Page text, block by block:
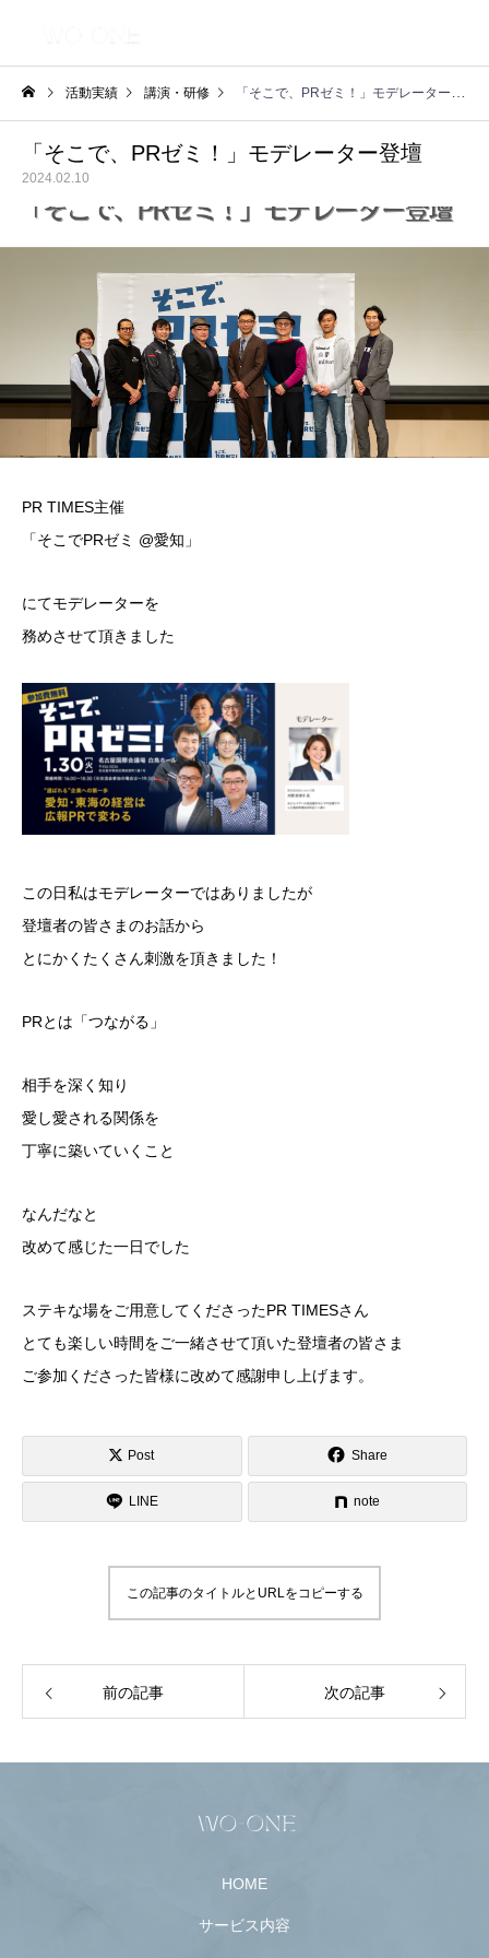
活動実績 講演・研修 「そこで、PRゼミ！」モデレーター登壇
「そこで、PRゼミ！」モデレーター登壇
2024.02.10
PR TIMES主催
「そこでPRゼミ @愛知」
にてモデレーターを
務めさせて頂きました
この日私はモデレーターではありましたが
登壇者の皆さまのお話から
とにかくたくさん刺激を頂きました！
PRとは「つながる」
相手を深く知り
愛し愛される関係を
丁寧に築いていくこと
なんだなと
改めて感じた一日でした
ステキな場をご用意してくださったPR TIMESさん
とても楽しい時間をご一緒させて頂いた登壇者の皆さま
ご参加くださった皆様に改めて感謝申し上げます。
Post Share
LINE note
この記事のタイトルとURLをコピーする
前の記事 次の記事
HOME
サービス内容